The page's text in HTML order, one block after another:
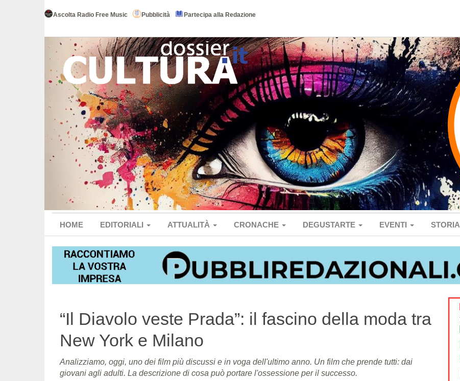
Ascolta Radio Free Music Pubblicità Partecipa alla Redazione
HOME EDITORIALI ATTUALITÀ CRONACHE DEGUSTARTE EVENTI STORIA
“Il Diavolo veste Prada”: il fascino della moda tra
New York e Milano
Analizziamo, oggi, uno dei film più discussi e in voga dell'ultimo anno. Un film che prende tutti: dai
giovani agli adulti. La descrizione di cosa può portare l'ossessione per il successo.